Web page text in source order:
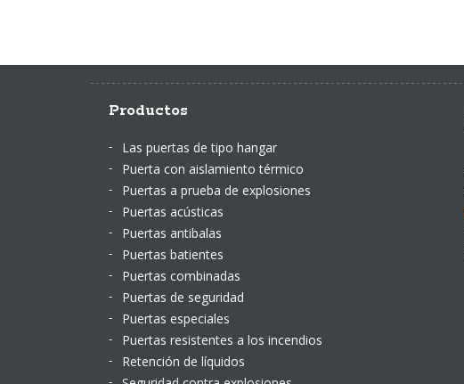
Productos
Las puertas de tipo hangar
Puerta con aislamiento térmico
Puertas a prueba de explosiones
Puertas acústicas
Puertas antibalas
Puertas batientes
Puertas combinadas
Puertas de seguridad
Puertas especiales
Puertas resistentes a los incendios
Retención de líquidos